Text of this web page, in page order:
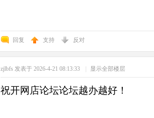
回复 支持 反对
zjlbfs 发表于 2026-4-21 08:13:33 | 显示全部楼层
祝开网店论坛论坛越办越好！